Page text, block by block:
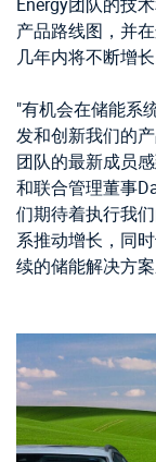
产品路线图，并
几年内将不断增
"有机会在储能系
发和创新我们的
团队的最新成员
和联合管理董事
们期待着执行我
系推动增长，同
续的储能解决方案